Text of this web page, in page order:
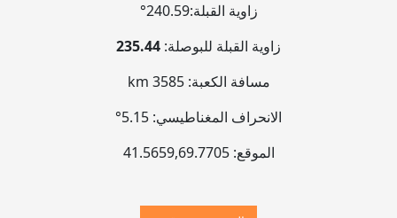
زاوية القبلة:240.59°
زاوية القبلة للبوصلة: 235.44
مسافة الكعبة:3585 km
الانحراف المغناطيسي: 5.15°
الموقع:
41.5659,69.7705